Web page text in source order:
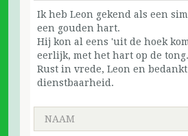
Ik heb Leon gekend als een
een gouden hart.
Hij kon al eens 'uit de hoek
eerlijk, met het hart op de tong.
Rust in vrede, Leon en
dienstbaarheid.